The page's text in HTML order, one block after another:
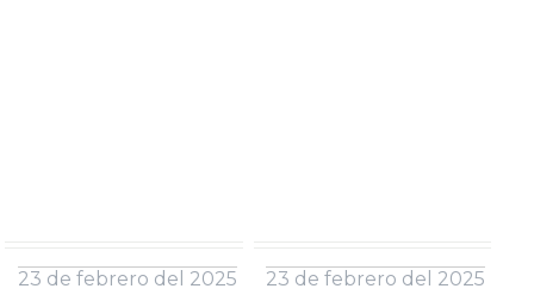
23 de febrero del 2025 23 de febrero del 2025